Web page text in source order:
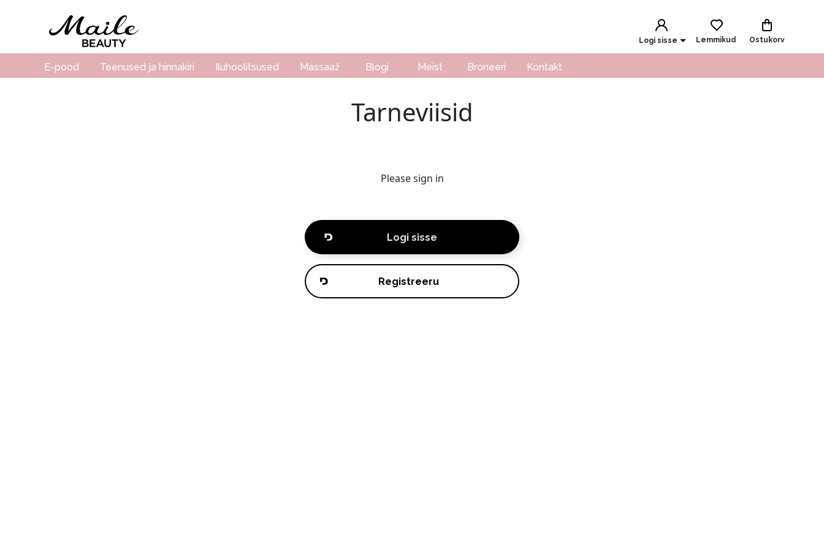
Logi sisse Lemmikud Ostukorv
E-pood Teenused ja hinnakiri Iluhoolitsused Massaaž Blogi Meist Broneeri Kontakt
Tarneviisid
Please sign in
Logi sisse
Registreeru